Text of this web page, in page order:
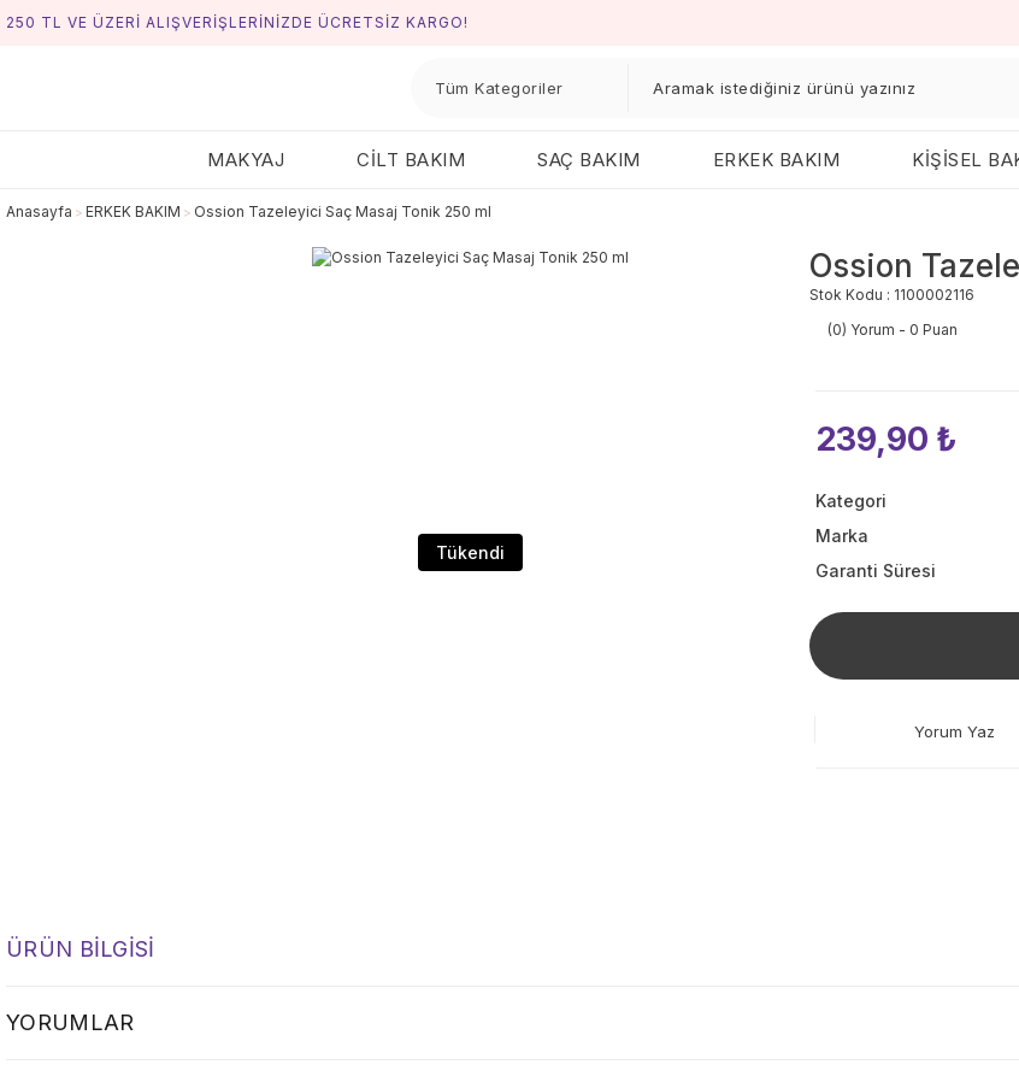
250 TL VE ÜZERİ ALIŞVERİŞLERİNİZDE ÜCRETSİZ KARGO!
MAKYAJ CİLT BAKIM SAÇ BAKIM ERKEK BAKIM KİŞİSEL
Anasayfa ERKEK BAKIM Ossion Tazeleyici Saç Masaj Tonik 250 ml
Tükendi
Ossion
Stok Kodu : 1100002116
(0) Yorum - 0 Puan
239,90 ₺
Kategori
Marka
Garanti Süresi
Yorum Yaz
ÜRÜN BILGISI
YORUMLAR